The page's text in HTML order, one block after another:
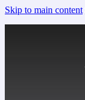
Skip to main content